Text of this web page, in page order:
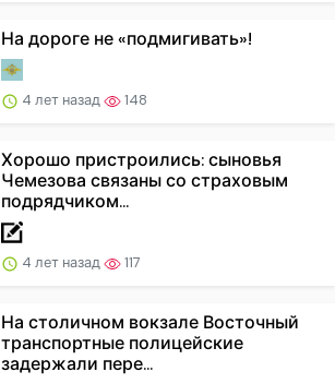
На дороге не «подмигивать»!
4 лет назад 148
Хорошо пристроились: сыновья
Чемезова связаны со страховым
подрядчиком...
4 лет назад 117
На столичном вокзале Восточный
транспортные полицейские
задержали пере...